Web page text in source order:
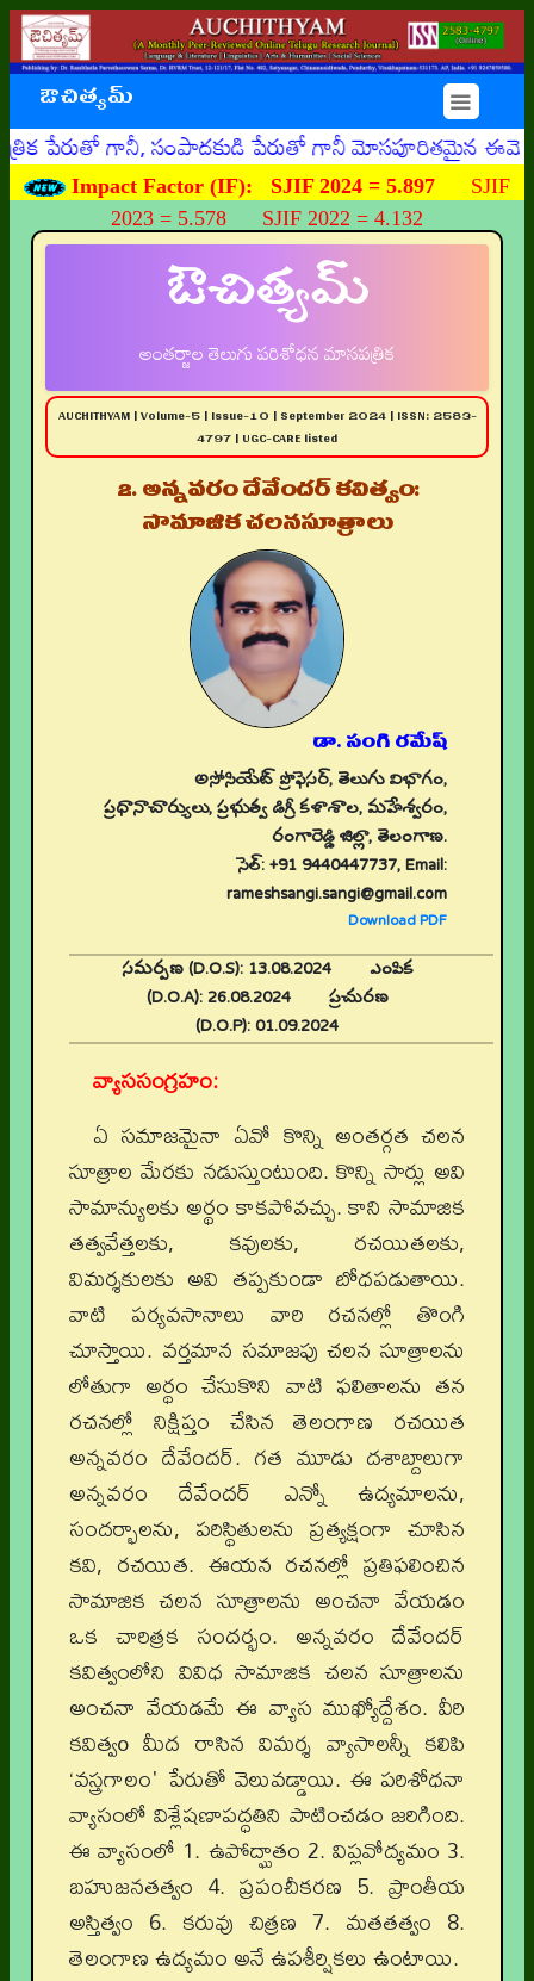
ఔచిత్యమ్ ☰
గానీ, సంపాదకుడి పేరుతో గానీ మోసపూరితమైన ఈమెయిళ్ళు,
Impact Factor (IF): SJIF 2024 = 5.897 SJIF
2023 = 5.578 SJIF 2022 = 4.132
ఔచిత్యమ్
అంతర్జాల తెలుగు పరిశోధన మాసపత్రిక
AUCHITHYAM | Volume-5 | Issue-10 | September 2024 | ISSN: 2583-
4797 | UGC-CARE listed
2. అన్నవరం దేవేందర్ కవిత్వం:
సామాజిక చలనసూత్రాలు
డా. సంగి రమేష్
అసోసియేట్ ప్రొఫెసర్, తెలుగు విభాగం,
ప్రధానాచార్యులు, ప్రభుత్వ డిగ్రీ కళాశాల, మహేశ్వరం,
రంగారెడ్డి జిల్లా, తెలంగాణ.
సెల్: +91 9440447737, Email:
rameshsangi.sangi@gmail.com
Download PDF
సమర్పణ (D.O.S):13.08.2024 ఎంపిక
(D.O.A):26.08.2024 ప్రచురణ
(D.O.P):01.09.2024
వ్యాససంగ్రహం:
ఏ సమాజమైనా ఏవో కొన్ని అంతర్గత చలన
సూత్రాల మేరకు నడుస్తుంటుంది. కొన్ని సార్లు అవి
సామాన్యులకు అర్థం కాకపోవచ్చు. కాని సామాజిక
తత్వవేత్తలకు, కవులకు, రచయితలకు,
విమర్శకులకు అవి తప్పకుండా బోధపడుతాయి.
వాటి పర్యవసానాలు వారి రచనల్లో తొంగి
చూస్తాయి. వర్తమాన సమాజపు చలన సూత్రాలను
లోతుగా అర్థం చేసుకొని వాటి ఫలితాలను తన
రచనల్లో నిక్షిప్తం చేసిన తెలంగాణ రచయిత
అన్నవరం దేవేందర్. గత మూడు దశాబ్దాలుగా
అన్నవరం దేవేందర్ ఎన్నో ఉద్యమాలను,
సందర్భాలను, పరిస్థితులను ప్రత్యక్షంగా చూసిన
కవి, రచయిత. ఈయన రచనల్లో ప్రతిఫలించిన
సామాజిక చలన సూత్రాలను అంచనా వేయడం
ఒక చారిత్రక సందర్భం. అన్నవరం దేవేందర్‌
కవిత్వంలోని వివిధ సామాజిక చలన సూత్రాలను
అంచనా వేయడమే ఈ వ్యాస ముఖ్యోద్దేశం. వీరి
కవిత్వo మీద రాసిన విమర్శ వ్యాసాలన్నీ కలిపి
‘వస్త్రగాలం' పేరుతో వెలువడ్డాయి. ఈ పరిశోధనా
వ్యాసంలో విశ్లేషణాపద్ధతిని పాటించడం జరిగింది.
ఈ వ్యాసంలో 1. ఉపోద్ఘాతం 2. విప్లవోద్యమం 3.
బహుజనతత్వం 4. ప్రపంచీకరణ 5. ప్రాంతీయ
అస్తిత్వం 6. కరువు చిత్రణ 7. మతతత్వం 8.
తెలంగాణ ఉద్యమం అనే ఉపశీర్షికలు ఉంటాయి.